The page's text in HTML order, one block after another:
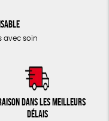
avec soin
dans les meilleurs
délais